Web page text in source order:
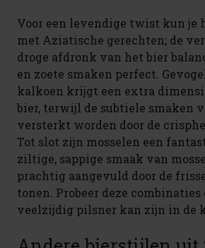
Voor een levendige twist kun je
met Aziatische gerechten; de
droge afdronk van het bier
en zoete smaken perfect.
kalkoen krijgt een extra
bier, terwijl de subtiele smaken
versterkt worden door de
Tot slot zijn mosselen een
ziltige, sappige smaak van
prachtig aangevuld door de
tonen. Probeer deze
veelzijdig pilsner kan zijn in de